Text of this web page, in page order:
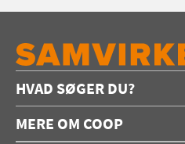
HVAD SØGER DU?
Opskrifter
MERE OM COOP